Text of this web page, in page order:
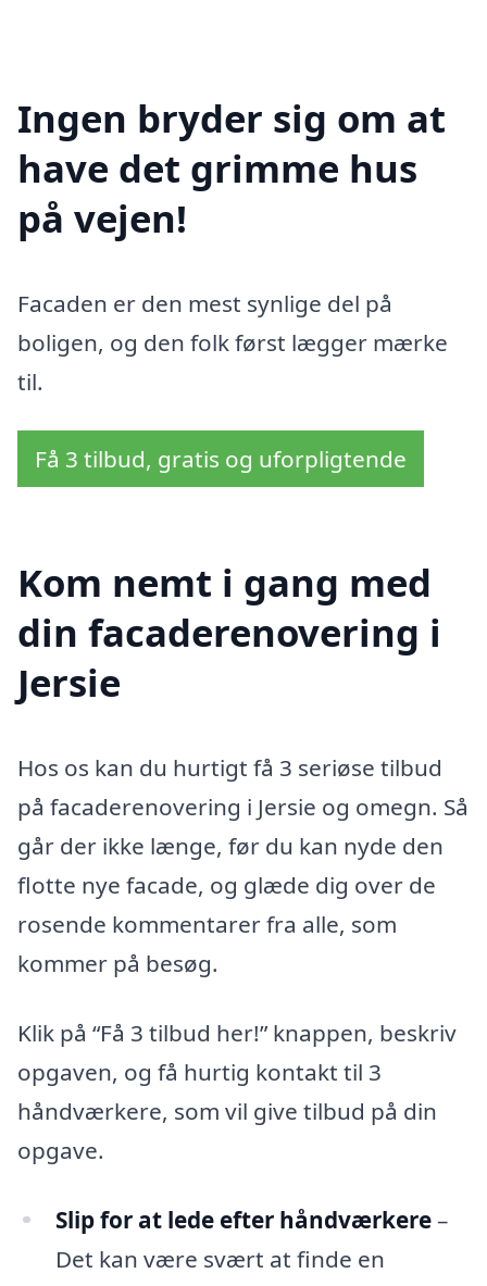
Ingen bryder sig om at
have det grimme hus
på vejen!
Facaden er den mest synlige del på
boligen, og den folk først lægger mærke
til.
Få 3 tilbud, gratis og uforpligtende
Kom nemt i gang med
din facaderenovering i
Jersie
Hos os kan du hurtigt få 3 seriøse tilbud
på facaderenovering i Jersie og omegn. Så
går der ikke længe, før du kan nyde den
flotte nye facade, og glæde dig over de
rosende kommentarer fra alle, som
kommer på besøg.
Klik på “Få 3 tilbud her!” knappen, beskriv
opgaven, og få hurtig kontakt til 3
håndværkere, som vil give tilbud på din
opgave.
Slip for at lede efter håndværkere–
Det kan være svært at finde en